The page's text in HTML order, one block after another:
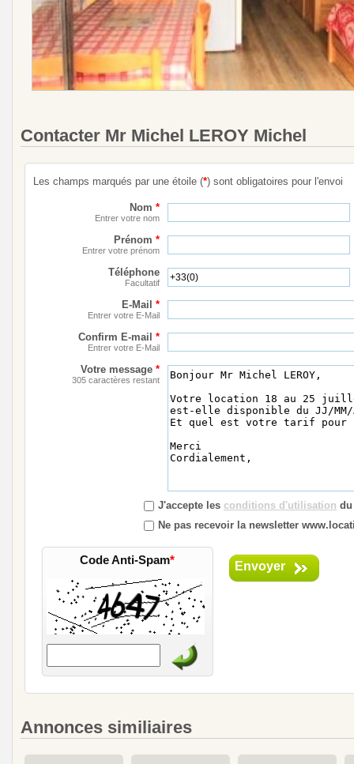
Contacter Mr Michel LEROY Michel
Les champs marqués par une étoile (*) sont obligatoires pour l'envoi
Nom *
Entrer votre nom
Prénom *
Entrer votre prénom
Téléphone
Facultatif
E-Mail *
Entrer votre E-Mail
Confirm E-mail *
Entrer votre E-Mail
Votre message *
305 caractères restant
J'accepte les conditions d'utilisation
Ne pas recevoir la newsletter
Code Anti-Spam* Envoyer
Annonces similiaires